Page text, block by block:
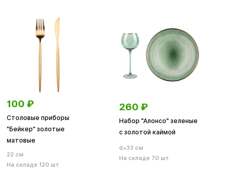
100 ₽
Столовые приборы
"Бейкер" золотые
матовые
22 см
На складе 120 шт.
260 ₽
Набор "Алонсо" зеленые
с золотой каймой
d=33 см
На складе 70 шт.